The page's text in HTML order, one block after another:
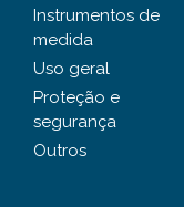
Instrumentos de
medida
Uso geral
Proteção e
segurança
Outros